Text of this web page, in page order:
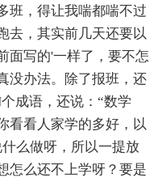
班，得让我喘都喘不过
去，其实前几天还要以
面写的'一样了，要不怎
没办法。除了报班，还
成语，还说：“数学
看看人家学的多好，以
么做呀，所以一提放
怎么还不上学呀？要是